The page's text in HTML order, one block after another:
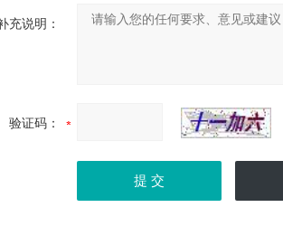
充说明：
验证码：